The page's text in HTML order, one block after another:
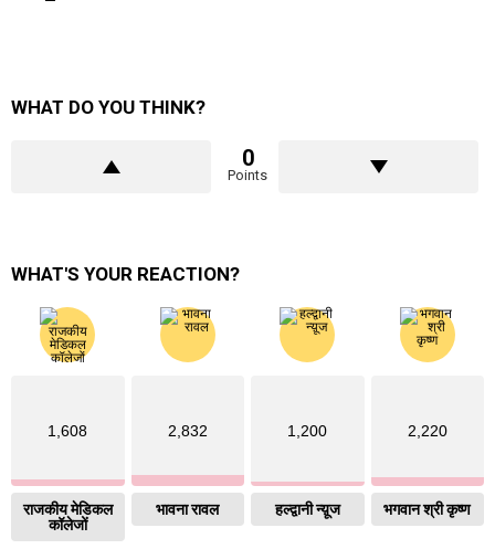
WHAT DO YOU THINK?
0
Points
WHAT'S YOUR REACTION?
1,608
राजकीय मेडिकल
कॉलेजों
2,832
भावना रावल
1,200
हल्द्वानी न्य़ूज
2,220
भगवान श्री कृष्ण